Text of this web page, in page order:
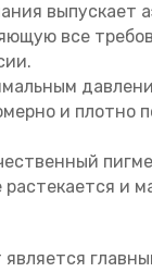
выпускает
все
и плотно
и
является